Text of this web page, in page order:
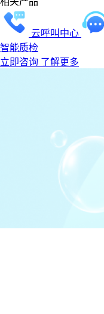
云呼叫中心
智能质检
立即咨询 了解更多